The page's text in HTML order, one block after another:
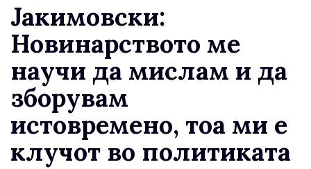
Јакимовски:
Новинарството ме
научи да мислам и да
зборувам
истовремено, тоа ми е
клучот во политиката